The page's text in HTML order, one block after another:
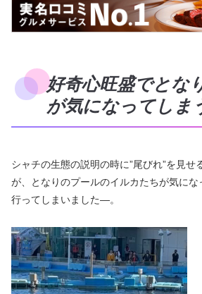
好奇心旺盛でとな
が気になってしま
シャチの生態の説明の時に”尾びれ”を見せ
が、となりのプールのイルカたちが気に
行ってしまいました―。
動
画
プ
レ